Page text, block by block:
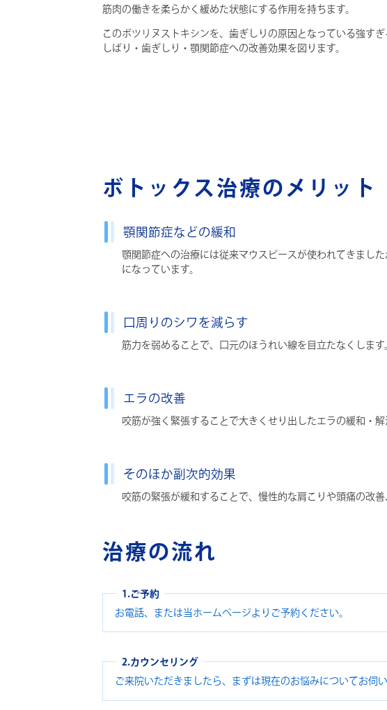
筋肉の働きを柔らかく緩めた状態にする作用を持ちます。
このボツリヌストキシンを、歯ぎしりの原因となっている強す
しばり・歯ぎしり・顎関節症への改善効果を図ります。
ボトックス治療のメリット
顎関節症などの緩和
顎関節症への治療には従来マウスピースが使われてきまし
になっています。
口周りのシワを減らす
筋力を弱めることで、口元のほうれい線を目立たなくしま
エラの改善
咬筋が強く緊張することで大きくせり出したエラの緩和・解
そのほか副次的効果
咬筋の緊張が緩和することで、慢性的な肩こりや頭痛の改
治療の流れ
1.ご予約
お電話、または当ホームページよりご予約ください。
2.カウンセリング
ご来院いただきましたら、まずは現在のお悩みについてお伺